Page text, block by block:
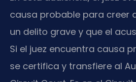
causa probable para creer
un delito grave y que el
Si el juez encuentra causa
se certifica y transfiere al